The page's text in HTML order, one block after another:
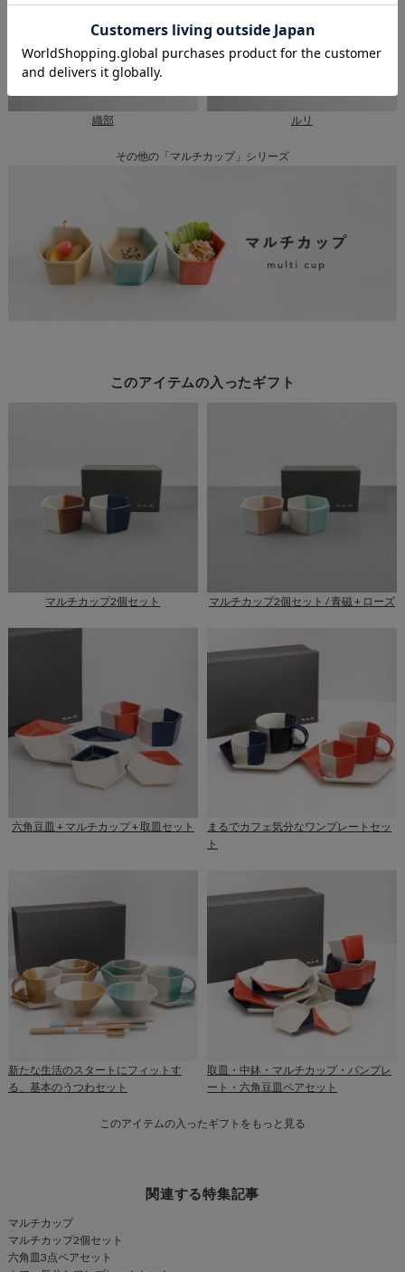
織部 ルリ
その他の「マルチカップ」シリーズ
このアイテムの入ったギフト
マルチカップ2個セット マルチカップ2個セット / 青磁 + ローズ
六角豆皿 + マルチカップ + 取皿セット
まるでカフェ気分なワンプレートセッ
ト
新たな生活のスタートにフィットす
る、基本のうつわセット
取皿・中鉢・マルチカップ・パンプレ
ート・六角豆皿ペアセット
このアイテムの入ったギフトをもっと見る
関連する特集記事
マルチカップ
マルチカップ2個セット
六角皿3点ペアセット